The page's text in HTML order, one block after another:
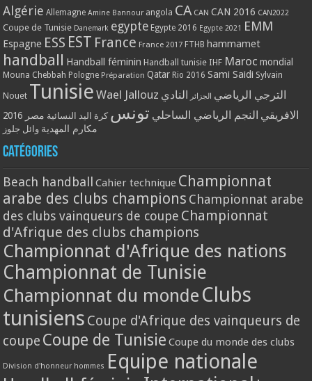
Algérie Allemagne Amine Bannour angola CA CAN CAN 2016 CAN2022
Coupe de Tunisie Danemark egypte Egypte 2016 Egypte 2021 EMM
Espagne ESS EST France France 2017 FTHB hammamet
handball Handball féminin Handball tunisie IHF Maroc mondial
Mouna Chebbah Pologne Préparation Qatar Rio 2016 Sami Saidi Sylvain
Nouet Tunisie Wael Jallouz الترجي الرياضي الجزائر
النادي
الافريقي النجم الرياضي الساحلي تونس كرة اليد النسائية مصر 2016
مكارم المهدية وائل جلوز
Catégories
Beach handball Cahier technique Championnat
arabe des clubs champions Championnat arabe
des clubs vainqueurs de coupe Championnat
d'Afrique des clubs champions
Championnat d'Afrique des nations
Championnat de Tunisie
Championnat du monde Clubs
tunisiens Coupe d'Afrique des vainqueurs de
coupe Coupe de Tunisie Coupe du monde des clubs
Division d'honneur hommes Equipe nationale